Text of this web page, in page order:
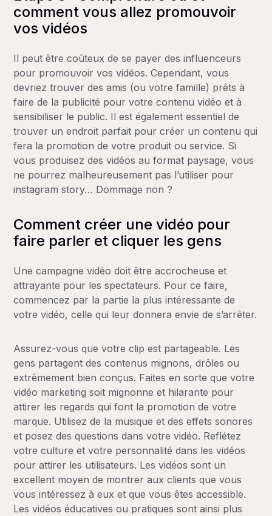
comment vous allez promouvoir
vos vidéos
Il peut être coûteux de se payer des influenceurs
pour promouvoir vos vidéos. Cependant, vous
devriez trouver des amis (ou votre famille) prêts à
faire de la publicité pour votre contenu vidéo et à
sensibiliser le public. Il est également essentiel de
trouver un endroit parfait pour créer un contenu qui
fera la promotion de votre produit ou service. Si
vous produisez des vidéos au format paysage, vous
ne pourrez malheureusement pas l’utiliser pour
instagram story… Dommage non ?
Comment créer une vidéo pour
faire parler et cliquer les gens
Une campagne vidéo doit être accrocheuse et
attrayante pour les spectateurs. Pour ce faire,
commencez par la partie la plus intéressante de
votre vidéo, celle qui leur donnera envie de s’arrêter.
Assurez-vous que votre clip est partageable. Les
gens partagent des contenus mignons, drôles ou
extrêmement bien conçus. Faites en sorte que votre
vidéo marketing soit mignonne et hilarante pour
attirer les regards qui font la promotion de votre
marque. Utilisez de la musique et des effets sonores
et posez des questions dans votre vidéo. Reflétez
votre culture et votre personnalité dans les vidéos
pour attirer les utilisateurs. Les vidéos sont un
excellent moyen de montrer aux clients que vous
vous intéressez à eux et que vous êtes accessible.
Les vidéos éducatives ou pratiques sont ainsi plus